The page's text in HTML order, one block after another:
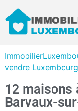
vendre Luxembourg
12 maisons
Barvaux-